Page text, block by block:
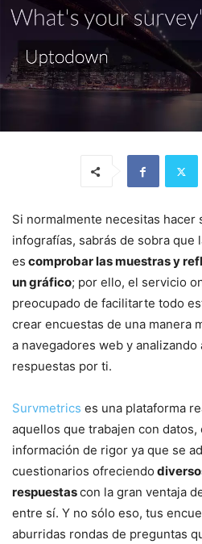
Si normalmente necesitas hacer
infografías, sabrás de sobra que
es comprobar las muestras y
un gráfico; por ello, el servicio
preocupado de facilitarte todo
crear encuestas de una manera
a navegadores web y
respuestas por ti.
Survmetrics es una plataforma
aquellos que trabajen con
información de rigor ya que se
cuestionarios ofreciendo
respuestascon la gran ventaja
entre sí. Y no sólo eso, tus
aburridas rondas de preguntas